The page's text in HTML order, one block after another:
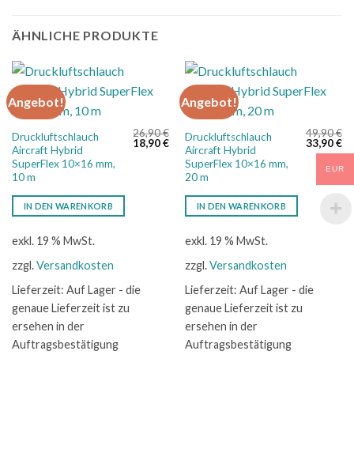
ÄHNLICHE PRODUKTE
Angebot!
Druckluftschlauch
Aircraft Hybrid
SuperFlex 10×16 mm,
10 m
26,90€
Ursprünglicher
Preis
18,90€Aktueller
Preis
18,90 €.
IN DEN WARENKORB
exkl. 19 % MwSt.
zzgl.Versandkosten
Lieferzeit: Auf Lager - die
genaue Lieferzeit ist zu
ersehen in der
Auftragsbestätigung
Angebot!
Druckluftschlauch
Aircraft Hybrid
SuperFlex 10×16 mm,
20 m
49,90€
Preis
49,90 €
33,90€
IN DEN WARENKORB
exkl. 19 % MwSt.
zzgl.Versandkosten
Lieferzeit: Auf Lager - die
genaue Lieferzeit ist zu
ersehen in der
Auftragsbestätigung
EUR